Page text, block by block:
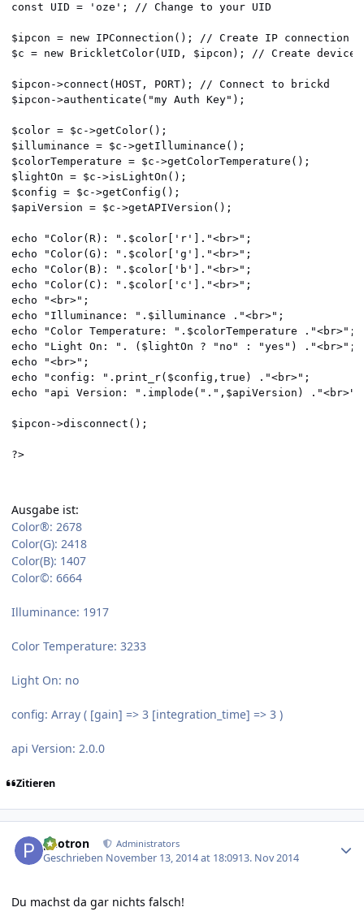
const UID = 'oze'; // Change to your UID
$ipcon = new IPConnection(); // Create IP connection
$c = new BrickletColor(UID, $ipcon); // Create device
$ipcon->connect(HOST, PORT); // Connect to brickd
$ipcon->authenticate("my Auth Key");
$color = $c->getColor();
$illuminance = $c->getIlluminance();
$colorTemperature = $c->getColorTemperature();
$lightOn = $c->isLightOn();
$config = $c->getConfig();
$apiVersion = $c->getAPIVersion();
echo "Color(R): ".$color['r']."<br>";
echo "Color(G): ".$color['g']."<br>";
echo "Color(B): ".$color['b']."<br>";
echo "Color(C): ".$color['c']."<br>";
echo "<br>";
echo "Illuminance: ".$illuminance ."<br>";
echo "Color Temperature: ".$colorTemperature ."<br>";
echo "Light On: ". ($lightOn ? "no" : "yes") ."<br>";
echo "<br>";
echo "config: ".print_r($config,true) ."<br>";
echo "api Version: ".implode(".",$apiVersion) ."<br>";
$ipcon->disconnect();
Ausgabe ist:
Color®: 2678
Color(G): 2418
Color(B): 1407
Color©: 6664
Illuminance: 1917
Color Temperature: 3233
Light On: no
config: Array ( [gain] => 3 [integration_time] => 3 )
api Version: 2.0.0
Zitieren
photron Administrators
Geschrieben November 13, 2014 at 18:0913. Nov 2014
Du machst da gar nichts falsch!